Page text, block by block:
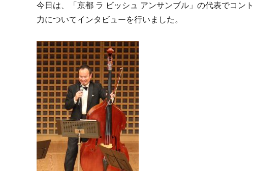
今日は、「京都 ラ ビッシュ アンサンブル」の代表でコン
力についてインタビューを行いました。